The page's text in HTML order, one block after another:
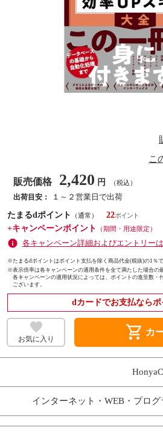
こ
販売価格 2,420 円 （税込）
出荷目安：
１～２営業日で出荷
たまるdポイント
（通常）
22
+キャンペーンポイント
（期間・用途限定）
各キャンペーン詳細およびエントリー
※たまるdポイントはポイント支払を除く商品代金(税抜)の1％で
※表示倍率は各キャンペーンの適用条件を全て満たした場合の
各キャンペーンの適用状況によっては、ポイントの進呈数・
ございます。
dカードでお支払ならポ
お気に入り shopping_cart カ
インターネット・WEB・プロ